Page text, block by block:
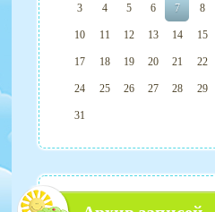
3 4 5 6 7 8
10 11 12 13 14 15
17 18 19 20 21 22
24 25 26 27 28 29
31